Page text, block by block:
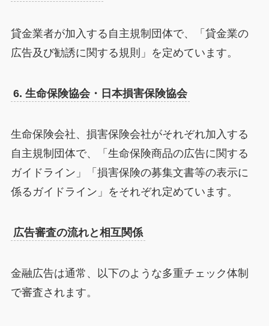
貸金業者が加入する自主規制団体で、「貸金業の
広告及び勧誘に関する規則」を定めています。
6. 生命保険協会・日本損害保険協会
生命保険会社、損害保険会社がそれぞれ加入する
自主規制団体で、「生命保険商品の広告に関する
ガイドライン」「損害保険の募集文書等の表示に
係るガイドライン」をそれぞれ定めています。
広告審査の流れと相互関係
金融広告は通常、以下のような多重チェック体制
で審査されます。